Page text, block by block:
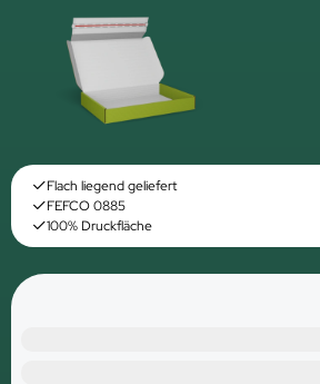
Flach liegend geliefert
FEFCO 0885
100% Druckfläche